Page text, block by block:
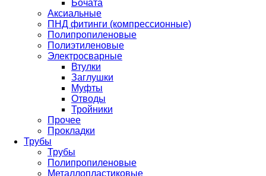
Бочата
Аксиальные
ПНД фитинги (компрессионные)
Полипропиленовые
Полиэтиленовые
Электросварные
Втулки
Заглушки
Муфты
Отводы
Тройники
Прочее
Прокладки
Трубы
Трубы
Полипропиленовые
Металлопластиковые